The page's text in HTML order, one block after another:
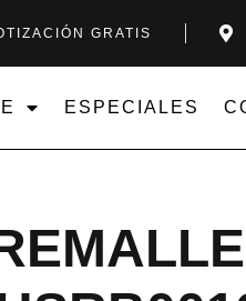
GRATIS
ESPECIALES